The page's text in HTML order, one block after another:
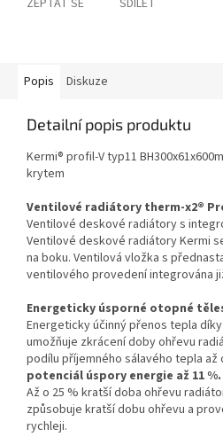
ZEPTAT SE SDÍLET
Popis Diskuze
Detailní popis produktu
Kermi® profil-V typ11
krytem
Ventilové radiátory therm-x2®
Ventilové deskové radiátory s
Ventilové deskové radiátory Kermi
na boku. Ventilová vložka s
ventilového provedení integrována
Energeticky úsporné otopné
Energeticky účinný přenos tepla
umožňuje zkrácení doby ohřevu
podílu příjemného sálavého tepla až
potenciál úspory energie až 11 %.
Až o 25 % kratší doba ohřevu
způsobuje kratší dobu ohřevu a
rychleji.